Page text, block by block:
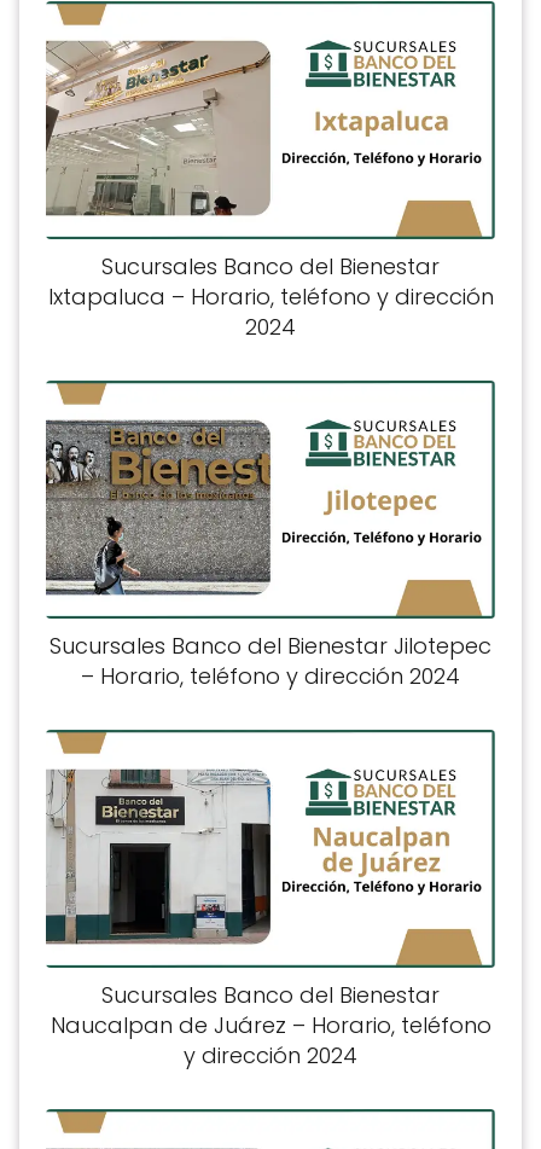
Sucursales Banco del Bienestar
Ixtapaluca – Horario, teléfono y dirección
2024
Sucursales Banco del Bienestar Jilotepec
– Horario, teléfono y dirección 2024
Sucursales Banco del Bienestar
Naucalpan de Juárez – Horario, teléfono
y dirección 2024